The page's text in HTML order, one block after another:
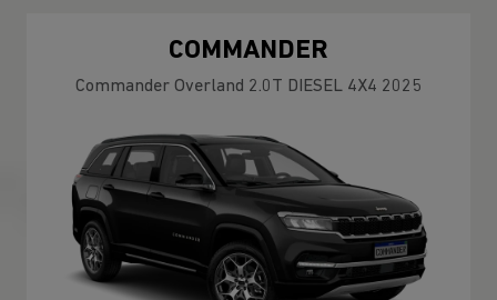
COMMANDER
Commander Overland 2.0T DIESEL 4X4 2025